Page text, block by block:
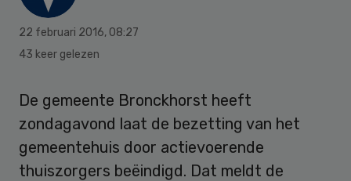
22 februari 2016, 08:27
43 keer gelezen
De gemeente Bronckhorst heeft
zondagavond laat de bezetting van het
gemeentehuis door actievoerende
thuiszorgers beëindigd. Dat meldt de